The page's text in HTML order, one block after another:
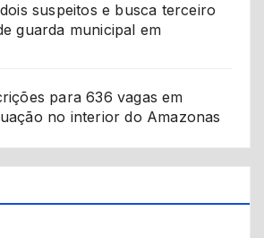
suspeitos e busca terceiro
guarda municipal em
para 636 vagas em
no interior do Amazonas